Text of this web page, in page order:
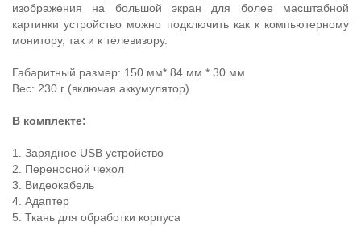
изображения на большой экран для более масштабной
картинки устройство можно подключить как к компьютерному
монитору, так и к телевизору.
Габаритный размер: 150 мм* 84 мм * 30 мм
Вес: 230 г (включая аккумулятор)
В комплекте:
1. Зарядное USB устройство
2. Переносной чехол
3. Видеокабель
4. Адаптер
5. Ткань для обработки корпуса